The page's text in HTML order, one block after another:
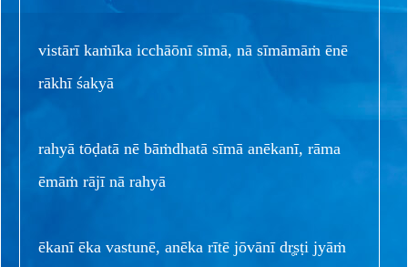
vistārī kaṁīka icchāōnī sīmā, nā sīmāmāṁ ēnē
rākhī śakyā
rahyā tōḍatā nē bāṁdhatā sīmā anēkanī, rāma
ēmāṁ rājī nā rahyā
ēkanī ēka vastunē, anēka rītē jōvānī dr̥ṣṭi jyāṁ